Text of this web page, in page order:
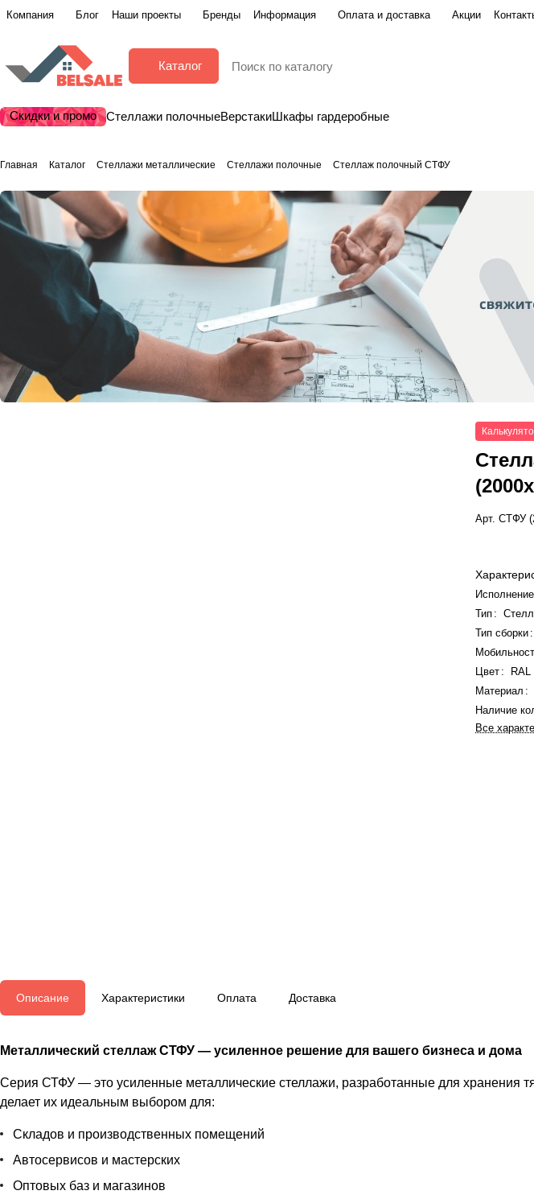
Компания Блог Наши проекты Бренды Информация Оплата и доставка Акции
Каталог
Скидки и промо Стеллажи полочныеВерстакиШкафы гардеробные
Главная Каталог Стеллажи металлические Стеллажи полочные Стеллаж полочный СТФУ
Арт.СТФУ
Исполнение
Тип :
Тип сборки:
Цвет :
RAL
Материал :
Наличие
Все
Описание Характеристики Оплата Доставка
Металлический стеллаж СТФУ — усиленное решение для вашего бизнеса и дома
Серия СТФУ — это усиленные металлические стеллажи, разработанные для хранения
делает их идеальным выбором для:
Складов и производственных помещений
Автосервисов и мастерских
Оптовых баз и магазинов